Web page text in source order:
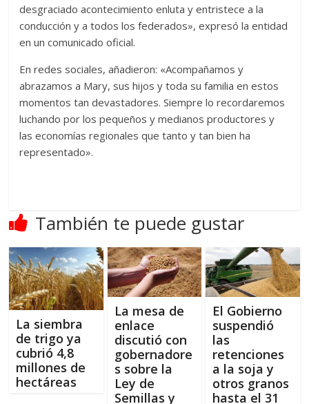
desgraciado acontecimiento enluta y entristece a la
conducción y a todos los federados», expresó la entidad
en un comunicado oficial.
En redes sociales, añadieron: «Acompañamos y
abrazamos a Mary, sus hijos y toda su familia en estos
momentos tan devastadores. Siempre lo recordaremos
luchando por los pequeños y medianos productores y
las economías regionales que tanto y tan bien ha
representado».
También te puede gustar
La siembra
de trigo ya
cubrió 4,8
millones de
hectáreas
La mesa de
enlace
discutió con
gobernadore
s sobre la
Ley de
Semillas y
El Gobierno
suspendió
las
retenciones
a la soja y
otros granos
hasta el 31